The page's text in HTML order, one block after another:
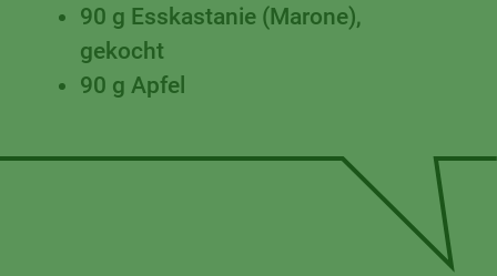
90 g Esskastanie (Marone),
gekocht
90 g Apfel